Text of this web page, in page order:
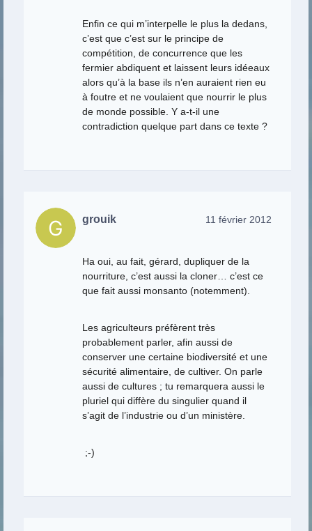
Enfin ce qui m’interpelle le plus la dedans,
c’est que c’est sur le principe de
compétition, de concurrence que les
fermier abdiquent et laissent leurs idéeaux
alors qu’à la base ils n’en auraient rien eu
à foutre et ne voulaient que nourrir le plus
de monde possible. Y a-t-il une
contradiction quelque part dans ce texte ?
grouik 11 février 2012
Ha oui, au fait, gérard, dupliquer de la
nourriture, c’est aussi la cloner… c’est ce
que fait aussi monsanto (notemment).
Les agriculteurs préfèrent très
probablement parler, afin aussi de
conserver une certaine biodiversité et une
sécurité alimentaire, de cultiver. On parle
aussi de cultures ; tu remarquera aussi le
pluriel qui diffère du singulier quand il
s’agit de l’industrie ou d’un ministère.
;-)